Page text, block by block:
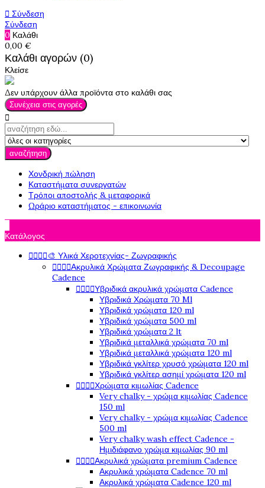
 Σύνδεση
Σύνδεση
0 Καλάθι
0,00 €
Καλάθι αγορών (0)
Κλείσε
Δεν υπάρχουν άλλα προϊόντα στο καλάθι σας
Συνέχεια στις αγορές

αναζήτηση
Χονδρική πώληση
Καταστήματα συνεργατών
Τρόποι αποστολής & μεταφορικά
Ωράριο καταστήματος - επικοινωνία
Κατάλογος
🎨 Υλικά Χεροτεχνίας- Ζωγραφικής
Ακρυλικά Χρώματα Ζωγραφικής & Decoupage
Cadence
Υβριδικά ακρυλικά χρώματα Cadence
Υβριδικά Χρώματα 70 Ml
Υβριδικά χρώματα 120 ml
Υβριδικά χρώματα 500 ml
Υβριδικά χρώματα 2 lt
Υβριδικά μεταλλικά χρώματα 70 ml
Υβριδικά μεταλλικά χρώματα 120 ml
Υβριδικά γκλίτερ χρυσό χρώματα 120 ml
Υβριδικά γκλίτερ ασημί χρώματα 120 ml
Χρώματα κιμωλίας Cadence
Very chalky - χρώμα κιμωλίας Cadence
150 ml
Very chalky - χρώμα κιμωλίας Cadence
500 ml
Very chalky wash effect Cadence -
Ημιδιάφανο χρώμα κιμωλίας 90 ml
Ακρυλικά χρώματα premium Cadence
Ακρυλικά χρώματα Cadence 70 ml
Ακρυλικά χρώματα Cadence 120 ml